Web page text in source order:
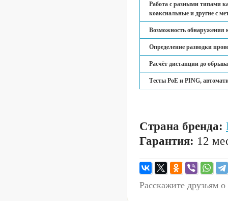
Работа с разными типами
коаксиальные и другие с
Возможность обнаружения
Определение разводки
Расчёт дистанции до
Тесты PoE и PING,
Страна бренда:
Гарантия: 12
Расскажите друзьям